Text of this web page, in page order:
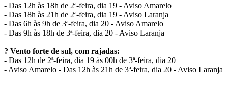
- Das 12h às 18h de 2ª-feira, dia 19 - Aviso Amarelo
- Das 18h às 21h de 2ª-feira, dia 19 - Aviso Laranja
- Das 6h às 9h de 3ª-feira, dia 20 - Aviso Amarelo
- Das 9h às 18h de 3ª-feira, dia 20 - Aviso Laranja
? Vento forte de sul, com rajadas:
- Das 12h de 2ª-feira, dia 19 às 00h de 3ª-feira, dia 20
- Aviso Amarelo - Das 12h às 21h de 3ª-feira, dia 20 - Aviso Laranja